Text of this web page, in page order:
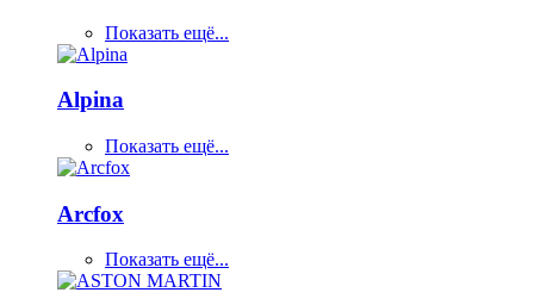
Показать ещё...
Alpina
Показать ещё...
Arcfox
Показать ещё...